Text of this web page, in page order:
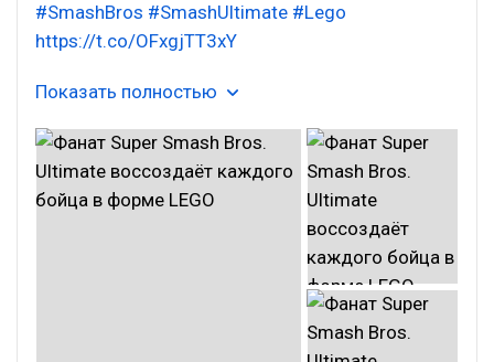
#SmashBros #SmashUltimate #Lego
https://t.co/OFxgjTT3xY
Показать полностью